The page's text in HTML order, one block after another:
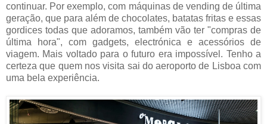
continuar. Por exemplo, com máquinas de vending de última
geração, que para além de chocolates, batatas fritas e essas
gordices todas que adoramos, também vão ter "compras de
última hora", com gadgets, electrónica e acessórios de
viagem. Mais voltado para o futuro era impossível. Tenho a
certeza que quem nos visita sai do aeroporto de Lisboa com
uma bela experiência.